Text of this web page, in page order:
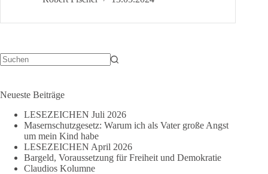
Graumann
Neueste Beiträge
LESEZEICHEN Juli 2026
Masernschutzgesetz: Warum ich als Vater große Angst
um mein Kind habe
LESEZEICHEN April 2026
Bargeld, Voraussetzung für Freiheit und Demokratie
Claudios Kolumne